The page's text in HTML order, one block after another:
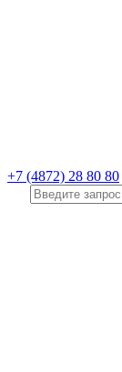
+7 (4872) 28 80 80